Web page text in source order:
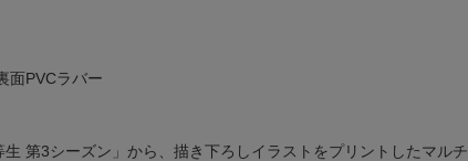
面PVCラバー
第3シーズン」から、描き下ろしイラストをプリントしたマル